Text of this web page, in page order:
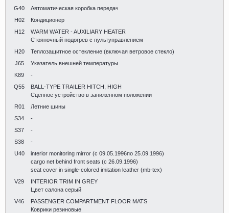
G40
Автоматическая коробка передач
H02
Кондиционер
H12
WARM WATER - AUXILIARY HEATER
Стояночный подогрев с пультуправлением
H20
Теплозащитное остекление (включая ветровое стекло)
J65
Указатель внешней температуры
K89
-
Q55
BALL-TYPE TRAILER HITCH, HIGH
Сцепное устройство в заниженном положении
R01
Летние шины
S34
-
S37
-
S38
-
U40
interior monitoring mirror (с 09.05.1996по 25.09.1996)
cargo net behind front seats (с 26.09.1996)
seat cover in single-colored imitation leather (mb-tex)
V29
INTERIOR TRIM IN GREY
Цвет салона серый
V46
PASSENGER COMPARTMENT FLOOR MATS
Коврики резиновые